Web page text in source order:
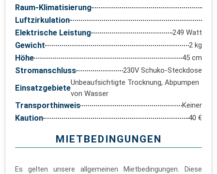
Raum-Klimatisierung
Luftzirkulation
Elektrische Leistung
249 Watt
Gewicht 2 kg
Höhe 45 cm
Stromanschluss 230V Schuko-Steckdose
Einsatzgebiete
Unbeaufsichtigte Trocknung, Abpumpen
von Wasser
Transporthinweis Keiner
Kaution 40 €
MIETBEDINGUNGEN
Es gelten unsere allgemeinen Mietbedingungen. Diese